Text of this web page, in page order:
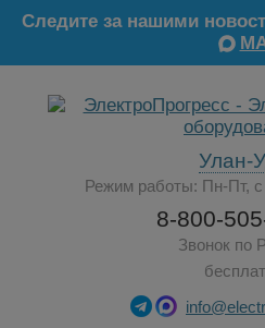
Следите за нашими
Улан-
Режим работы: Пн-Пт, с
8-800-
Звонок по